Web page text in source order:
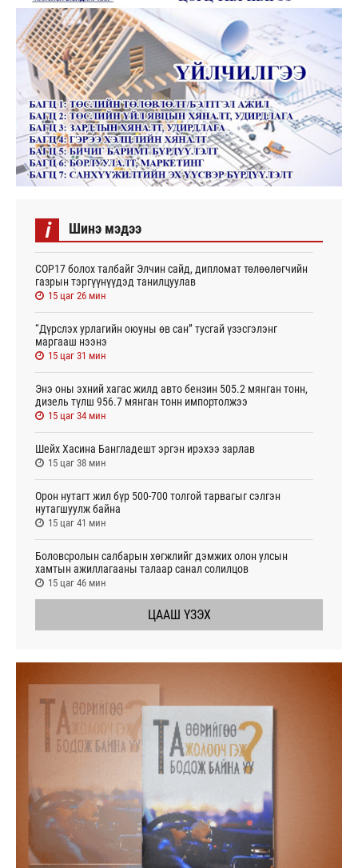
i Шинэ мэдээ
СОР17 болох талбайг Элчин сайд, дипломат төлөөлөгчийн
газрын тэргүүнүүдэд танилцуулав
15 цаг 26 мин
“Дүрслэх урлагийн оюуны өв сан” тусгай үзэсгэлэнг
маргааш нээнэ
15 цаг 31 мин
Энэ оны эхний хагас жилд авто бензин 505.2 мянган тонн,
дизель түлш 956.7 мянган тонн импортолжээ
15 цаг 34 мин
Шейх Хасина Бангладешт эргэн ирэхээ зарлав
15 цаг 38 мин
Орон нутагт жил бүр 500-700 толгой тарвагыг сэлгэн
нутагшуулж байна
15 цаг 41 мин
Боловсролын салбарын хөгжлийг дэмжих олон улсын
хамтын ажиллагааны талаар санал солилцов
15 цаг 46 мин
ЦААШ ҮЗЭХ